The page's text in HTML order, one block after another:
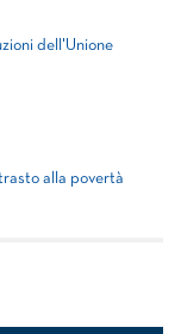
dell'Unione
alla povertà